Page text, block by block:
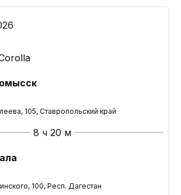
105, Ставропольский край
8 ч 20 м
100, Респ. Дагестан